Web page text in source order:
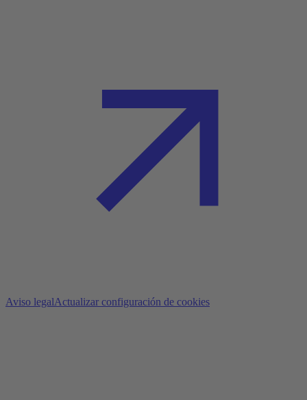
Aviso legalActualizar configuración de cookies